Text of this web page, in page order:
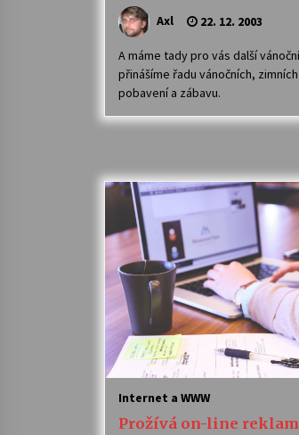
Axl 22. 12. 2003
A máme tady pro vás další
přinášíme řadu vánočních,
pobavení a zábavu.
Internet a WWW
Prožívá on-line